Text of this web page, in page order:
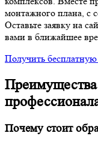
монтажного плана, с
Оставьте заявку на
вами в ближайшее
Получить
Почему стоит